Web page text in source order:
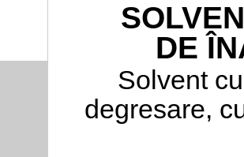
DE
Solvent
degresare,